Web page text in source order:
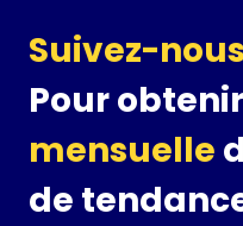
Suivez-
Pour obtenir
mensuelle
de